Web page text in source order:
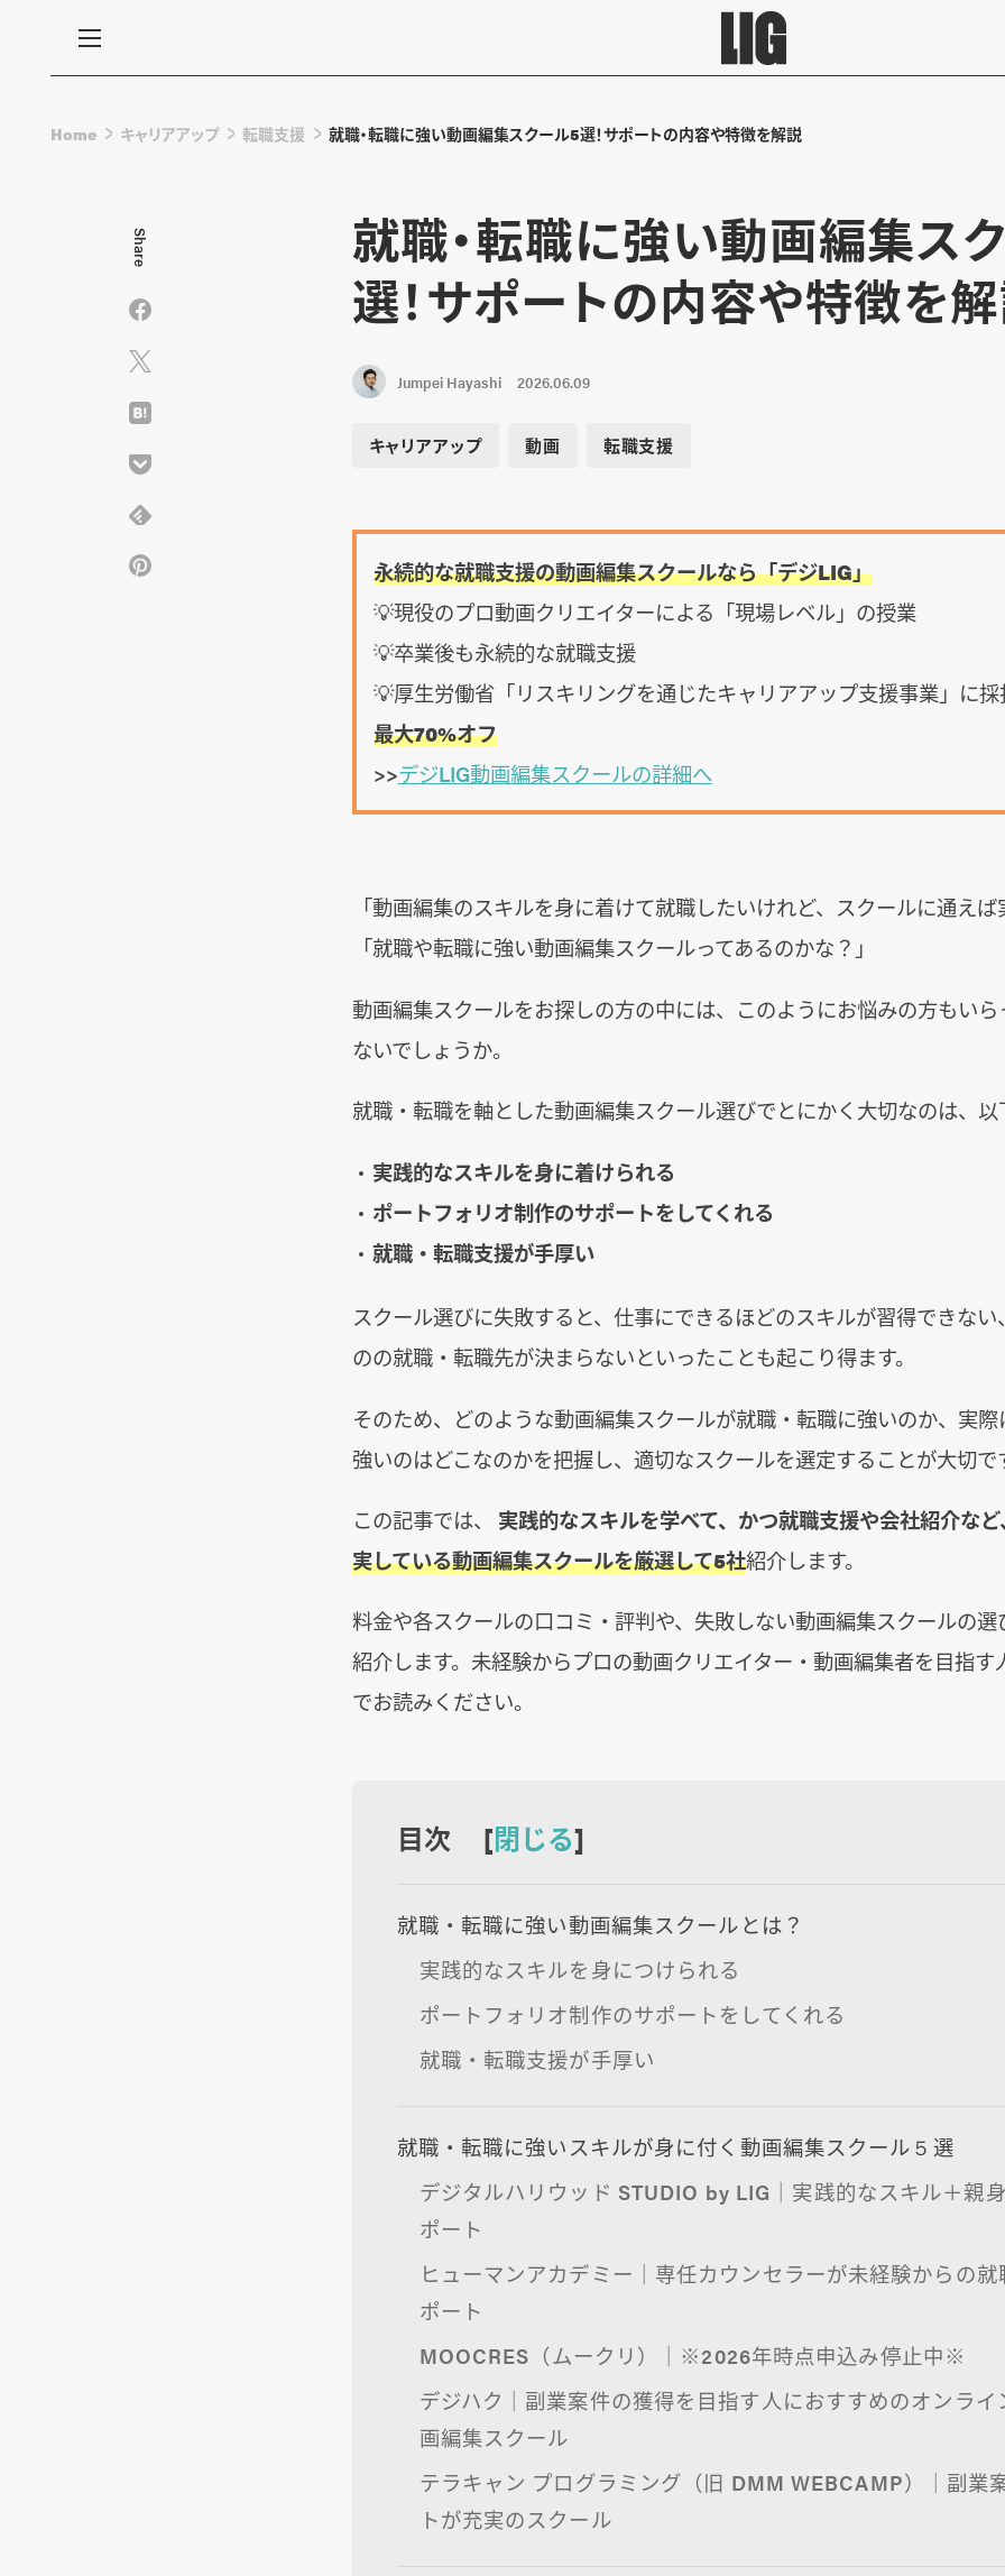
Home キャリアアップ 転職支援 就職・転職に強い動画編集スクール5選！サポートの内容や特徴を解説
就職・転職に強い動画編集ス
選！サポートの内容や特徴を
Jumpei Hayashi 2026.06.09
キャリアアップ 動画 転職支援
永続的な就職支援の動画編集スクールなら「デジLIG」
💡現役のプロ動画クリエイターによる「現場レベル」の授業
💡卒業後も永続的な就職支援
💡厚生労働省「リスキリングを通じたキャリアアップ支援事業」に
最大70%オフ
>>デジLIG動画編集スクールの詳細へ
「動画編集のスキルを身に着けて就職したいけれど、スクールに通え
「就職や転職に強い動画編集スクールってあるのかな？」
動画編集スクールをお探しの方の中には、このようにお悩みの方もい
ないでしょうか。
就職・転職を軸とした動画編集スクール選びでとにかく大切なのは、以
実践的なスキルを身に着けられる
ポートフォリオ制作のサポートをしてくれる
就職・転職支援が手厚い
スクール選びに失敗すると、仕事にできるほどのスキルが習得できな
のの就職・転職先が決まらないといったことも起こり得ます。
そのため、どのような動画編集スクールが就職・転職に強いのか、実
強いのはどこなのかを把握し、適切なスクールを選定することが大切で
この記事では、 実践的なスキルを学べて、かつ就職支援や会社紹介など
実している動画編集スクールを厳選して5社紹介します。
料金や各スクールの口コミ・評判や、失敗しない動画編集スクールの
紹介します。未経験からプロの動画クリエイター・動画編集者を目指す
でお読みください。
目次 [閉じる]
就職・転職に強い動画編集スクールとは？
実践的なスキルを身につけられる
ポートフォリオ制作のサポートをしてくれる
就職・転職支援が手厚い
就職・転職に強いスキルが身に付く動画編集スクール５選
デジタルハリウッド STUDIO by LIG｜実践的なスキル＋親
ポート
ヒューマンアカデミー｜専任カウンセラーが未経験からの
ポート
MOOCRES（ムークリ）｜※2026年時点申込み停止中※
デジハク｜副業案件の獲得を目指す人におすすめのオンライ
画編集スクール
テラキャン プログラミング（旧 DMM WEBCAMP）｜副業
トが充実のスクール
Share